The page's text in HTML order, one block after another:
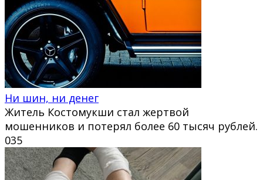
Ни шин, ни денег
Житель Костомукши стал жертвой
мошенников и потерял более 60 тысяч рублей.
035